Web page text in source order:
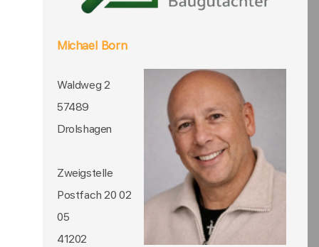
Michael Born
Waldweg 2
57489
Drolshagen
Zweigstelle
Postfach 20 02
05
41202